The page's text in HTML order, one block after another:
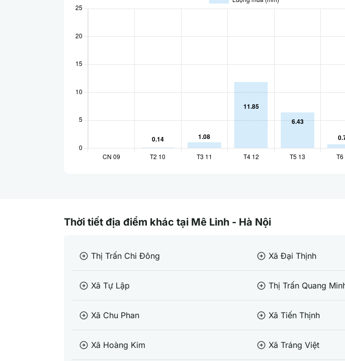
Thời tiết địa điểm khác tại Mê Linh - Hà Nội
arrow_circle_right Thị Trấn Chi Đông arrow_circle_right Xã Đại Thịnh
arrow_circle_right Xã Tự Lập arrow_circle_right Thị Trấn Quang
arrow_circle_right Xã Chu Phan arrow_circle_right Xã Tiến Thịnh
arrow_circle_right Xã Hoàng Kim arrow_circle_right Xã Tráng Việt